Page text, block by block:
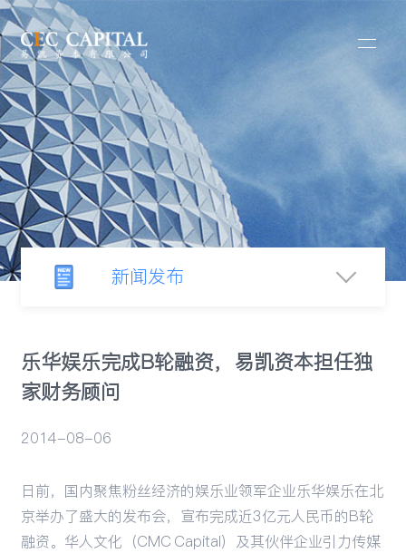
新闻发布
行业观察
乐华娱乐完成B轮融资，易凯资本担任独
家财务顾问
2014-08-06
日前，国内聚焦粉丝经济的娱乐业领军企业乐华娱乐在北
京举办了盛大的发布会，宣布完成近3亿元人民币的B轮
融资。华人文化（CMC Capital）及其伙伴企业引力传媒